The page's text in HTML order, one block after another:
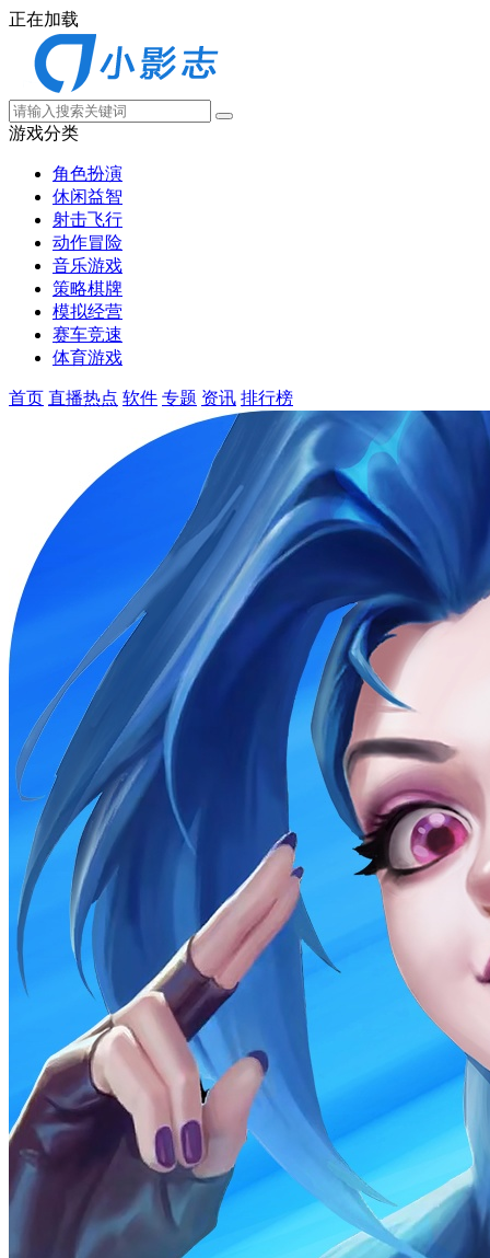
正在加载
游戏分类
角色扮演
休闲益智
射击飞行
动作冒险
音乐游戏
策略棋牌
模拟经营
赛车竞速
体育游戏
首页 直播热点 软件 专题 资讯 排行榜